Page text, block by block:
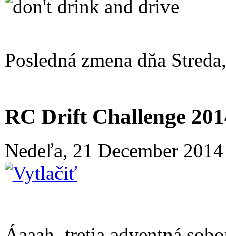
Posledná zmena dňa
RC Drift Challenge
Nedeľa, 21 December